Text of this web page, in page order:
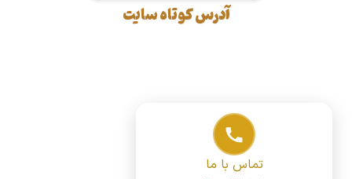
آدرس کوتاه سایت
تماس با ما